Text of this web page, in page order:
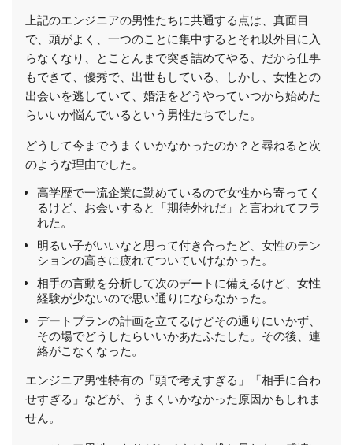
上記のエンジニアの男性たちに共通する点は、真面目
で、頭がよく、一つのことに集中するとそれ以外目に入
らなくなり、とことんまで突き詰めてやる、だから仕事
もできて、優秀で、出世もしている、しかし、女性との
出会いを逃していて、婚活をどうやっていつから始めた
らいいか悩んでいるという男性たちでした。
どうして今までうまくいかなかったのか？と尋ねると次
のような理由でした。
高学歴で一流企業に勤めているので女性から寄ってく
るけど、お会いすると「期待外れだ」と言われてフラ
れた。
明るい子がいいなと思って付き合ったど、女性のテン
ションの高さに疲れてついていけなかった。
相手の言動を分析して次のデートに備えるけど、女性
経験が少ないので思い通りにならなかった。
​デートプランの計画を立てるけどその通りにいかず、
その場でどうしたらいいかあたふたした。その後、連
絡がこなくなった。
エンジニア男性特有の「頭で考えすぎる」「相手に合わ
せすぎる」などが、うまくいかなかった原因かもしれま
せん。